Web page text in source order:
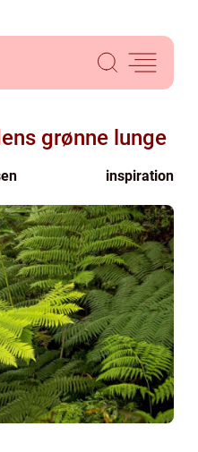
grønne lunge
inspiration